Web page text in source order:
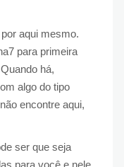
aqui mesmo.
para primeira
há,
algo do tipo
encontre aqui,
ser que seja
para você e nele